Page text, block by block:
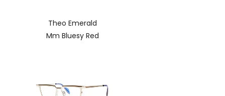
Theo Emerald
Mm Bluesy Red